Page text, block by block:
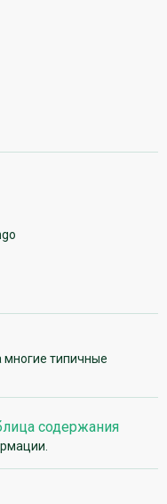
многие типичные
содержания